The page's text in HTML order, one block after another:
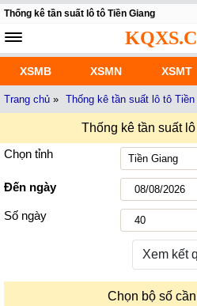
Thống kê tần suất lô tô Tiền Giang
XSMB XSMN XSMT
Trang chủ » Thống kê tần suất lô tô Tiền
Thống kê tần suất
Chọn tỉnh
Đến ngày
Số ngày
Xem kết
Chọn bộ số